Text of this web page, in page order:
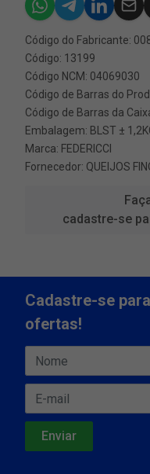
Código do Fabricante:
Código: 13199
Código NCM: 04069030
Código de Barras do
Código de Barras da
Embalagem: BLST ±
Marca: FEDERICCI
Fornecedor: QUEIJOS
cadastre-se
Cadastre-se
ofertas!